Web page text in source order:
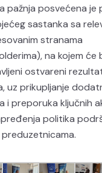
pažnja posvećena je
sastanka sa
stranama
na kojem će
ostvareni
uz prikupljanje
i preporuka ključnih
politika
preduzetnicama.